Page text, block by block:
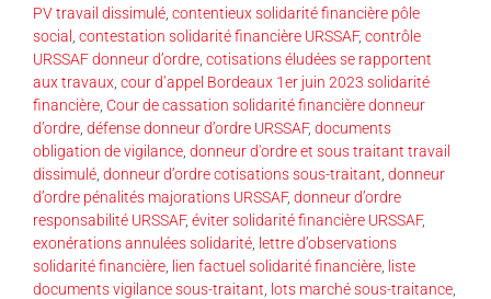
PV travail dissimulé contentieux solidarité financière pôle
social
contestation solidarité financière URSSAF, contrôle
URSSAF donneur d’ordre cotisations éludées se rapportent
aux travaux cour d’appel Bordeaux 1er juin 2023 solidarité
financière Cour de cassation solidarité financière donneur
d’ordre défense donneur d’ordre URSSAF, documents
obligation de vigilance donneur d'ordre et sous traitant travail
dissimulé donneur d’ordre cotisations sous-traitant donneur
d’ordre pénalités majorations URSSAF, donneur d’ordre
responsabilité URSSAF, éviter solidarité financière URSSAF,
exonérations annulées solidarité lettre d’observations
solidarité financière
lien factuel solidarité financière
liste
documents vigilance sous-traitant
lots marché sous-traitance